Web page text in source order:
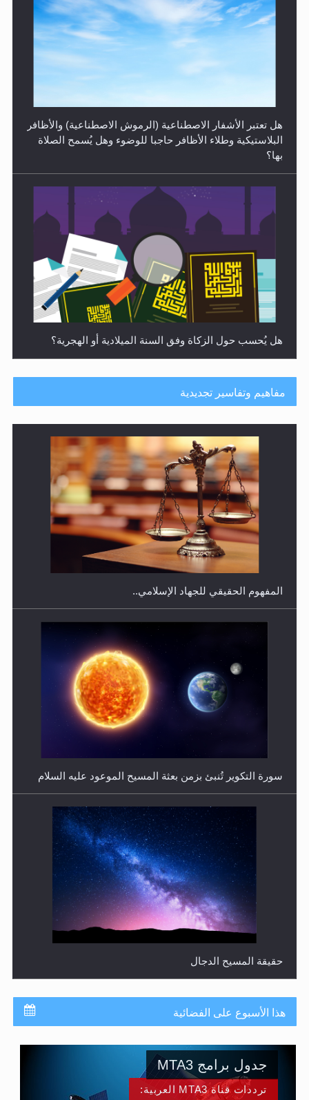
الهجرة: بحث عن الأمن والسلام في سبيل إرساء الأمن
هل تعتبر الأشفار الاصطناعية (الرموش الاصطناعية) والأظافر
البلاستيكية وطلاء الأظافر حاجبا للوضوء وهل يُسمح الصلاة
بها؟
هل يُحسب حول الزكاة وفق السنة الميلادية أو الهجرية؟
هل يجوز فتح مشروع كوافير نسائي للمحجبات وغير
المحجبات؟
فتوى أمير المؤمنين الميرزا مسرور أحمد أيده الله في أطفال
مفاهيم وتفاسير تجديدية
المفهوم الحقيقي للجهاد الإسلامي..
سورة التكوير تُنبئ بزمن بعثة المسيح الموعود عليه السلام
حقيقة المسيح الدجال
هذا الأسبوع على الفضائية
ترددات قناة MTA3 العربية:
جدول برامج MTA3